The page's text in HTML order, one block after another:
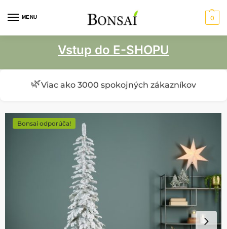
MENU 0
Vstup do E-SHOPU
🌿Viac ako 3000 spokojných zákazníkov
Bonsai odporúča!